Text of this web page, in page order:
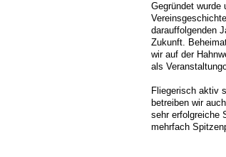
Gegründet wurde
darauffolgenden
Zukunft.
wir auf der
als
Fliegerisch aktiv
betreiben wir
sehr erfolgreiche
mehrfach